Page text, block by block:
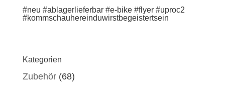
#neu #ablagerlieferbar #e-bike #flyer #uproc2
#kommschauhereinduwirstbegeistertsein
Kategorien
Zubehör (68)